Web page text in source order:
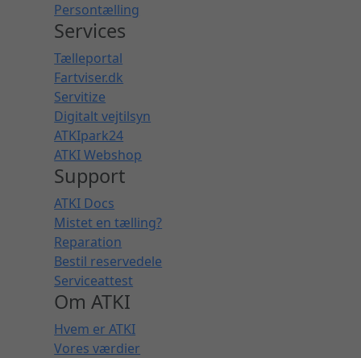
Persontælling
Services
Tælleportal
Fartviser.dk
Servitize
Digitalt vejtilsyn
ATKIpark24
ATKI Webshop
Support
ATKI Docs
Mistet en tælling?
Reparation
Bestil reservedele
Serviceattest
Om ATKI
Hvem er ATKI
Vores værdier